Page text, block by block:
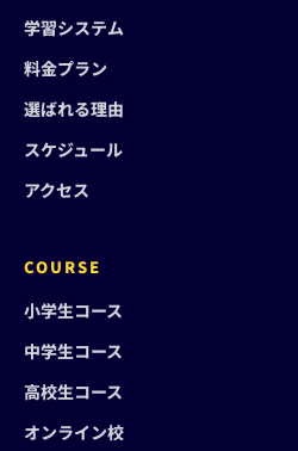
学習システム
料金プラン
選ばれる理由
スケジュール
アクセス
COURSE
小学生コース
中学生コース
高校生コース
オンライン校